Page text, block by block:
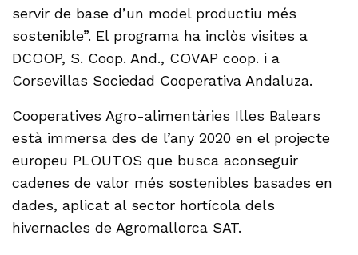
servir de base d’un model productiu més
sostenible”. El programa ha inclòs visites a
DCOOP, S. Coop. And., COVAP coop. i a
Corsevillas Sociedad Cooperativa Andaluza.
Cooperatives Agro-alimentàries Illes Balears
està immersa des de l’any 2020 en el projecte
europeu PLOUTOS que busca aconseguir
cadenes de valor més sostenibles basades en
dades, aplicat al sector hortícola dels
hivernacles de Agromallorca SAT.